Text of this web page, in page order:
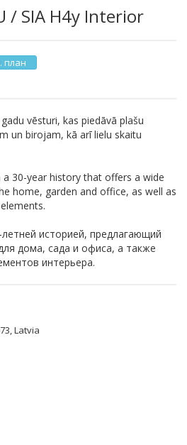
/ SIA H4y Interior
план
vēsturi, kas piedāvā plašu
un birojam, kā arī lielu skaitu
30-year history that offers a wide
home, garden and office, as well as
историей, предлагающий
дома, сада и офиса, а также
интерьера.
Latvia